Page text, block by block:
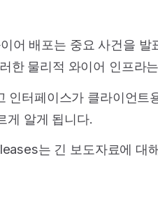
어 배포는 중요 사건을
한 물리적 와이어 인프라
인터페이스가 클라이언트
게 알게 됩니다.
는 긴 보도자료에 대